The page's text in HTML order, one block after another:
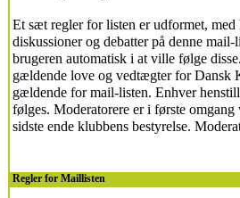
Et sæt regler for listen er udformet,
diskussioner og debatter på denne
brugeren automatisk i at ville følge
gældende love og vedtægter for Dansk
gældende for mail-listen. Enhver
følges. Moderatorere er i første
sidste ende klubbens bestyrelse.
Regler for Maillisten